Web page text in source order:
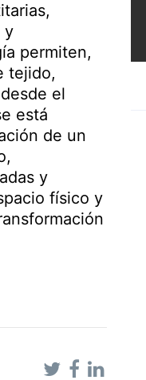
y
permiten,
tejido,
el
está
de un
y
físico y